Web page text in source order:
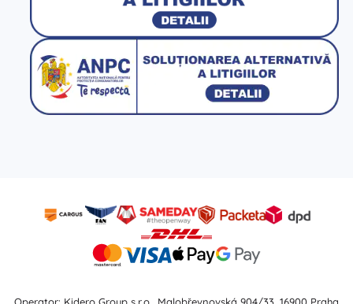
Operator: Kidero Group s.r.o., Malobřevnovská 904/33, 16900 Praha